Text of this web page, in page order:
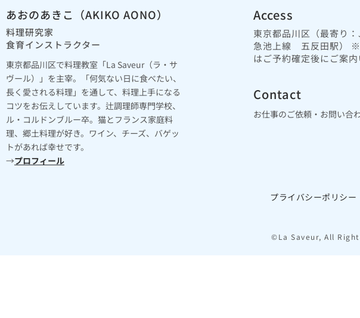
あおのあきこ（AKIKO AONO）
料理研究家
食育インストラクター
東京都品川区で料理教室「La Saveur（ラ・サ
ヴール）」を主宰。「何気ない日に食べたい、
長く愛される料理」を通して、料理上手になる
コツをお伝えしています。辻調理師専門学校、
ル・コルドンブルー卒。猫とフランス家庭料
理、郷土料理が好き。ワイン、チーズ、バゲッ
トがあれば幸せです。
→プロフィール
Access
東京都品川区（最寄り
急池上線 五反田駅） ※
はご予約確定後にご案内
Contact
お仕事のご依頼・お問い合
プライバシーポリシー
©La Saveur, All